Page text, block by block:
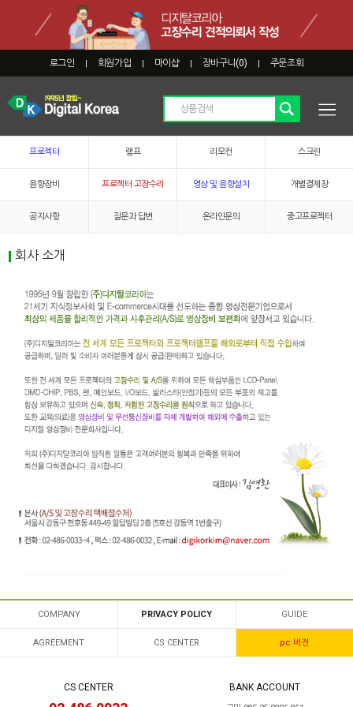
로그인 | 회원가입 | 마이샵 | 장바구니(0) | 주문조회
프로젝터 램프 리모컨 스크린
음향장비 프로젝터 고장수리 영상 및 음향설치 개별결제창
공지사항 질문과 답변 온라인문의 중고프로젝터
회사 소개
COMPANY PRIVACY POLICY GUIDE
AGREEMENT CS CENTER pc 버전
CS CENTER BANK ACCOUNT